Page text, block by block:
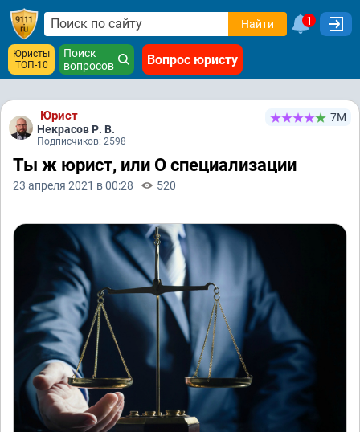
Найти 1
Юристы
ТОП-10
Поиск
вопросов
Вопрос юристу
Юрист
Некрасов Р. В.
Подписчиков: 2598
7М
Ты ж юрист, или О специализации
23 апреля 2021 в 00:28 520